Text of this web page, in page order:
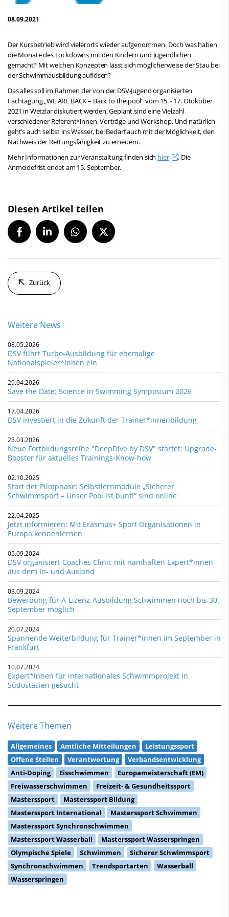
08.09.2021
Der Kursbetrieb wird vielerorts wieder aufgenommen. Doch was haben
die Monate des Lockdowns mit den Kindern und Jugendlichen
gemacht? Mit welchen Konzepten lässt sich möglicherweise der Stau bei
der Schwimmausbildung auflösen?
Das alles soll im Rahmen der von der DSV-Jugend organisierten
Fachtagung „WE ARE BACK – Back to the pool“ vom 15. - 17. Otokober
2021 in Wetzlar diskutiert werden. Geplant sind eine Vielzahl
verschiedener Referent*innen, Vorträge und Workshop. Und natürlich
geht’s auch selbst ins Wasser, bei Bedarf auch mit der Möglichkeit, den
Nachweis der Rettungsfähigkeit zu erneuern.
Mehr Informationen zur Veranstaltung finden sich hier
. Die
Anmeldefrist endet am 15. September.
Diesen Artikel teilen
Zurück
Weitere News
08.05.2026
DSV führt Turbo-Ausbildung für ehemalige
Nationalspieler*innen ein
29.04.2026
Save the Date: Science in Swimming Symposium 2026
17.04.2026
DSV investiert in die Zukunft der Trainer*innenbildung
23.03.2026
Neue Fortbildungsreihe "DeepDive by DSV" startet: Upgrade-
Booster für aktuelles Trainings-Know-how
02.10.2025
Start der Pilotphase: Selbstlernmodule „Sicherer
Schwimmsport – Unser Pool ist bunt!“ sind online
22.04.2025
Jetzt informieren: Mit Erasmus+ Sport Organisationen in
Europa kennenlernen
05.09.2024
DSV organisiert Coaches Clinic mit namhaften Expert*innen
aus dem In- und Ausland
03.09.2024
Bewerbung für A-Lizenz-Ausbildung Schwimmen noch bis 30.
September möglich
20.07.2024
Spannende Weiterbildung für Trainer*innen im September in
Frankfurt
10.07.2024
Expert*innen für internationales Schwimmprojekt in
Südostasien gesucht
Weitere Themen
Allgemeines Amtliche Mitteilungen
Leistungssport
Offene Stellen
Verantwortung
Verbandsentwicklung
Anti-Doping
Eisschwimmen
Europameisterschaft (EM)
Freiwasserschwimmen
Freizeit- & Gesundheitssport
Masterssport
Masterssport Bildung
Masterssport International
Masterssport Schwimmen
Masterssport Synchronschwimmen
Masterssport Wasserball
Masterssport Wasserspringen
Olympische Spiele
Schwimmen
Sicherer Schwimmsport
Synchronschwimmen
Trendsportarten
Wasserball
Wasserspringen